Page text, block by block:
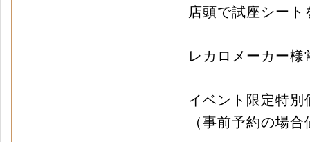
店頭で試座シー
レカロメーカー
イベント限定特別
（事前予約の場